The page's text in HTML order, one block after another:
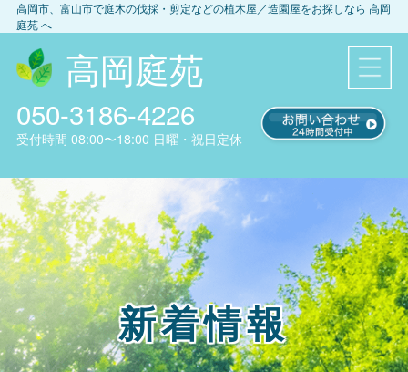
高岡市、富山市で庭木の伐採・剪定などの植木屋／造園屋をお探しなら 高岡
庭苑へ
高岡庭苑
050-3186-4226
受付時間 08:00〜18:00 日曜・祝日定休
新着情報